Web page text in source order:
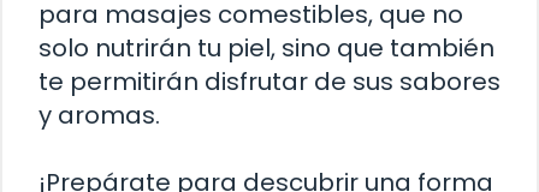
para masajes comestibles, que no
solo nutrirán tu piel, sino que también
te permitirán disfrutar de sus sabores
y aromas.
¡Prepárate para descubrir una forma